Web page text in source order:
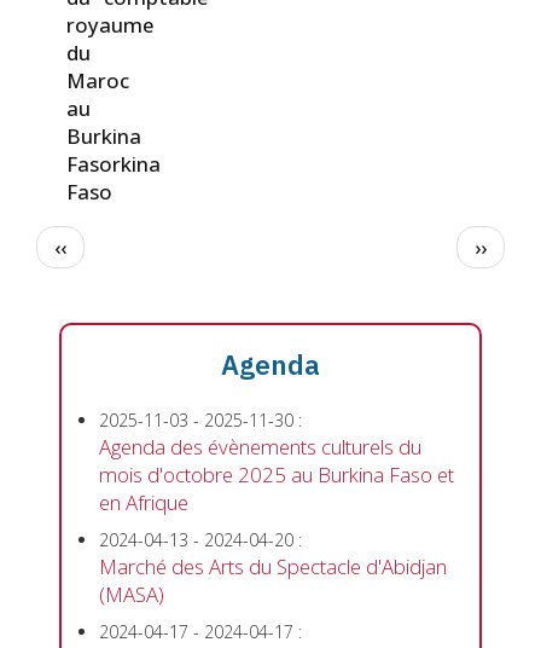
royaume
du
Maroc
au
Burkina
Fasorkina
Faso
Pagination
Page précédente
‹‹ Page
››
Agenda
2025-11-03 - 2025-11-30 :
Agenda des évènements culturels du
mois d'octobre 2025 au Burkina Faso et
en Afrique
2024-04-13 - 2024-04-20 :
Marché des Arts du Spectacle d'Abidjan
(MASA)
2024-04-17 - 2024-04-17 :